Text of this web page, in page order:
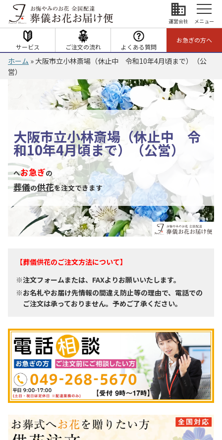
business
運営会社 メニュー
サービス ご注文の流れ よくある質問
お急ぎの方へ
ホーム »大阪市立小林斎場（休止中 令和10年4月頃まで）（公
営）
大阪市立小林斎場（休止中 令
和10年4月頃まで）（公営）
へお急ぎの
葬儀の供花を注文できます
【葬儀供花のご注文方法について】
※注文フォームまたは、FAXよりお願いいたします。
※お名札やお届け先情報の間違え防止等の理由で、電話での
ご注文は承っておりません。予めご了承ください。